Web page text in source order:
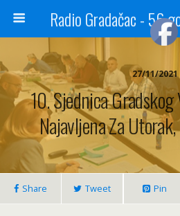
27/11/2021
10. Sjednica
Najavljena Za
Share Tweet Pin